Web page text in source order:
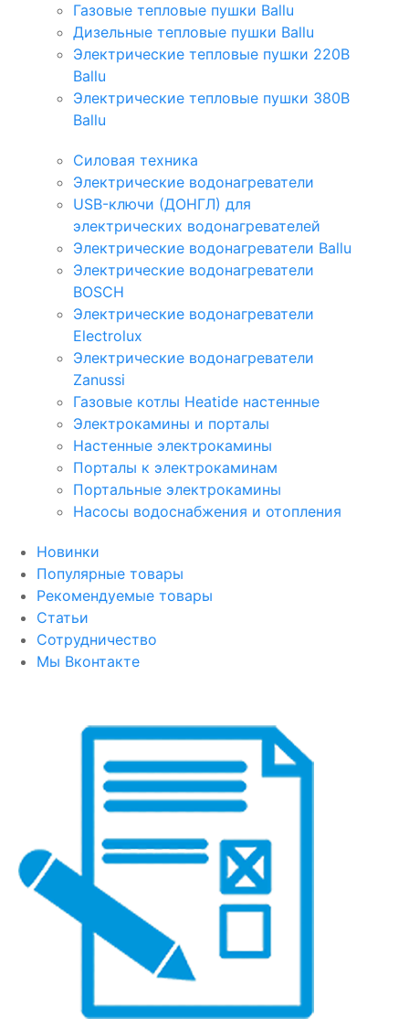
Газовые тепловые пушки Ballu
Дизельные тепловые пушки Ballu
Электрические тепловые пушки 220В
Ballu
Электрические тепловые пушки 380В
Ballu
Силовая техника
Электрические водонагреватели
USB-ключи (ДОНГЛ) для
электрических водонагревателей
Электрические водонагреватели Ballu
Электрические водонагреватели
BOSCH
Электрические водонагреватели
Electrolux
Электрические водонагреватели
Zanussi
Газовые котлы Heatide настенные
Электрокамины и порталы
Настенные электрокамины
Порталы к электрокаминам
Портальные электрокамины
Насосы водоснабжения и отопления
Новинки
Популярные товары
Рекомендуемые товары
Статьи
Сотрудничество
Мы Вконтакте